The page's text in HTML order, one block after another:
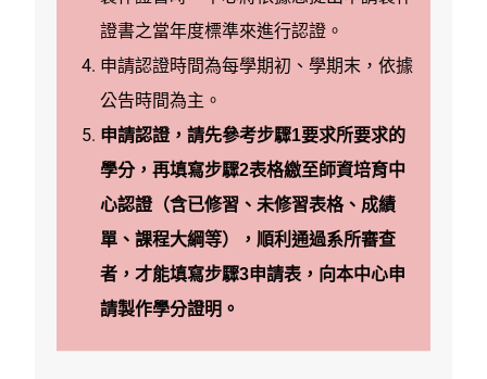
證書之當年度標準來進行認證。
申請認證時間為每學期初、學期末，依據
公告時間為主。
申請認證，請先參考步驟1要求所要求的
學分，再填寫步驟2表格繳至師資培育中
心認證（含已修習、未修習表格、成績
單、課程大綱等），順利通過系所審查
者，才能填寫步驟3申請表，向本中心申
請製作學分證明。